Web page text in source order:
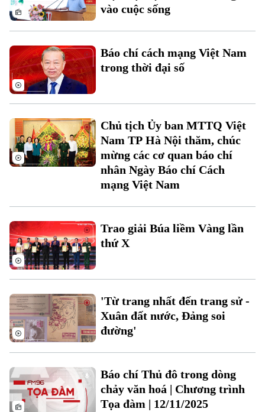
Chuyên mục
Hà Nội
Chính trị
An ninh trật tự
Công nghệ
Hà Nội
Nhịp sống Hà Nội
Người Hà Nội
Khoảnh khắc Hà Nội
Ẩm thực
Thế giới
Quân sự
Hồ sơ
Người Việt 4 phương
Kinh tế
Tin tức
Tài chính Ngân hàng
Doanh nghiệp
Nhà đất
Tin tức
Đầu tư
Căn hộ
Ô tô
Giáo dục
vào cuộc sống
Báo chí cách mạng Việt Nam
trong thời đại số
Chủ tịch Ủy ban MTTQ Việt
Nam TP Hà Nội thăm, chúc
mừng các cơ quan báo chí
nhân Ngày Báo chí Cách
mạng Việt Nam
Trao giải Búa liềm Vàng lần
thứ X
'Từ trang nhất đến trang sử -
Xuân đất nước, Đảng soi
đường'
Báo chí Thủ đô trong dòng
chảy văn hoá | Chương trình
Tọa đàm | 12/11/2025